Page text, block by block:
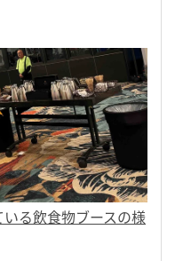
る飲食物ブースの様